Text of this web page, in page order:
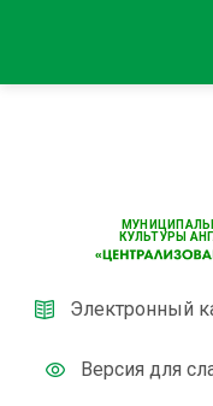
КУЛЬТУРЫ
Электронный
Версия для